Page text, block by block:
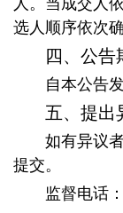
人。当成交人
选人顺序依次
四、公告
自本公告
五、提出
如有异议
提交。
监督电话